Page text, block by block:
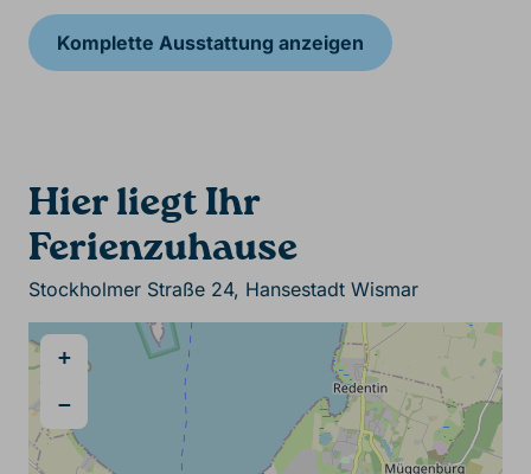
Komplette Ausstattung anzeigen
Hier liegt Ihr
Ferienzuhause
Stockholmer Straße 24, Hansestadt Wismar
+
−